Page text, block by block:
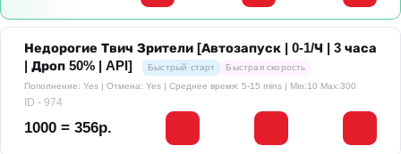
Недорогие Твич Зрители [Автозапуск | 0-1/Ч | 3 часа
| Дроп 50% | API]
Быстрый старт
Быстрая скорость
Пополнение: Yes | Отмена: Yes | Среднее время: 5-15 mins | Min:10 Max:300
ID - 974
1000 = 356р.